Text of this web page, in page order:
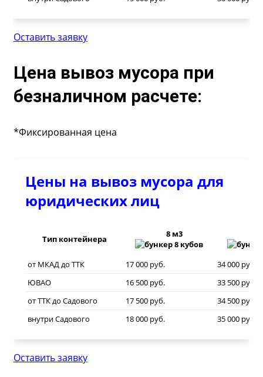
Оставить заявку
Цена вывоз мусора при
безналичном расчете:
*Фиксированная цена
Цены на вывоз мусора для
юридических лиц
Тип контейнера 8 м3
от МКАД до ТТК 17 000 руб.
34 000 руб.
ЮВАО
16 500 руб.
33 500 руб.
от ТТК до Садового
17 500 руб.
34 500 руб.
внутри Садового
18 000 руб. 35 000 руб.
Оставить заявку